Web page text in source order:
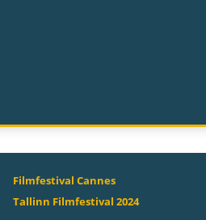
Filmfestival Cannes
Tallinn Filmfestival 2024